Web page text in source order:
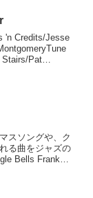
'n Credits/Jesse
Stairs/Pat
スソングや、ク
る曲をジャズの
Bells Frank